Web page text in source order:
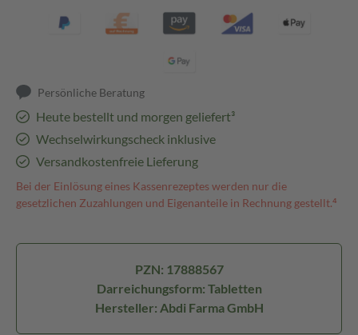
Persönliche Beratung
Heute bestellt und morgen geliefert³
Wechselwirkungscheck inklusive
Versandkostenfreie Lieferung
Bei der Einlösung eines Kassenrezeptes werden nur die
gesetzlichen Zuzahlungen und Eigenanteile in Rechnung gestellt.⁴
PZN: 17888567
Darreichungsform: Tabletten
Hersteller: Abdi Farma GmbH